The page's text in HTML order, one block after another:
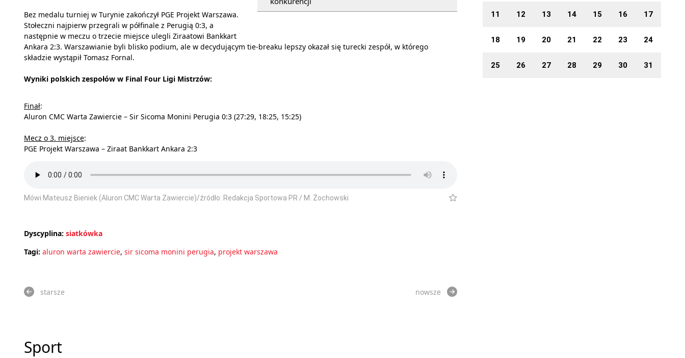
Bez medalu turniej w Turynie zakończył PGE Projekt Warszawa.
Stołeczni najpierw przegrali w półfinale z Perugią 0:3, a
następnie w meczu o trzecie miejsce ulegli Ziraatowi Bankkart
Ankara 2:3. Warszawianie byli blisko podium, ale w decydującym tie-breaku lepszy okazał się turecki zespół, w którego
składzie wystąpił Tomasz Fornal.
Wyniki polskich zespołów w Final Four Ligi Mistrzów:
Finał:
Aluron CMC Warta Zawiercie – Sir Sicoma Monini Perugia 0:3 (27:29, 18:25, 15:25)
Mecz o 3. miejsce:
PGE Projekt Warszawa – Ziraat Bankkart Ankara 2:3
Mówi Mateusz Bieniek (Aluron CMC Warta Zawiercie)/źródło: Redakcja Sportowa PR / M. Żochowski
Dyscyplina: siatkówka
Tagi: aluron warta zawiercie, sir sicoma monini perugia, projekt warszawa
starsze nowsze
Sport
11 12 13 14 15 16 17
18 19 20 21 22 23 24
25 26 27 28 29 30 31